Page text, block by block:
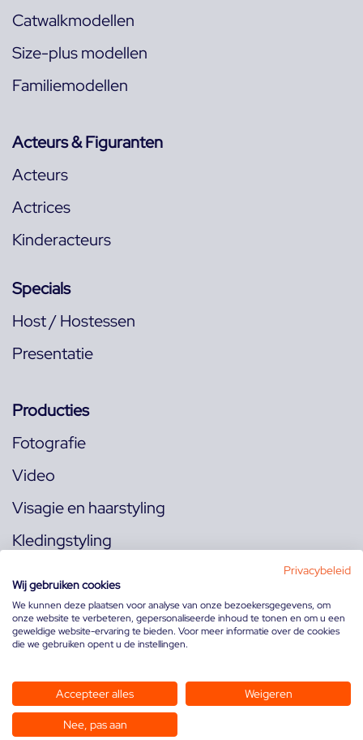
Catwalkmodellen
Size-plus modellen
Familiemodellen
Acteurs & Figuranten
Acteurs
Actrices
Kinderacteurs
Specials
Host / Hostessen
Presentatie
Producties
Fotografie
Video
Visagie en haarstyling
Kledingstyling
Volg ons op:
Privacybeleid
Wij gebruiken cookies
We kunnen deze plaatsen voor analyse van onze bezoekersgegevens, om
onze website te verbeteren, gepersonaliseerde inhoud te tonen en om u een
geweldige website-ervaring te bieden. Voor meer informatie over de cookies
die we gebruiken opent u de instellingen.
Accepteer alles Weigeren
Nee, pas aan